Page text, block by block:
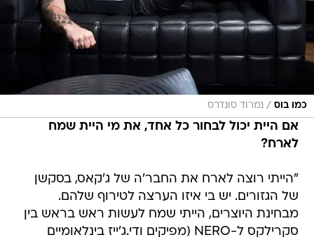
כמו בוס / נמרוד סונדרס
אם היית יכול לבחור כל אחד, את מי היית שמח
לארח?
"הייתי רוצה לארח את החבר'ה של ג'קאס, בסקשן
של הגזורים. יש בי איזו הערצה לטירוף שלהם.
מבחינת היוצרים, הייתי שמח לעשות ראש בראש בין
סקרילקס ל-NERO (מפיקים ודי.ג'ייז בינלאומיים